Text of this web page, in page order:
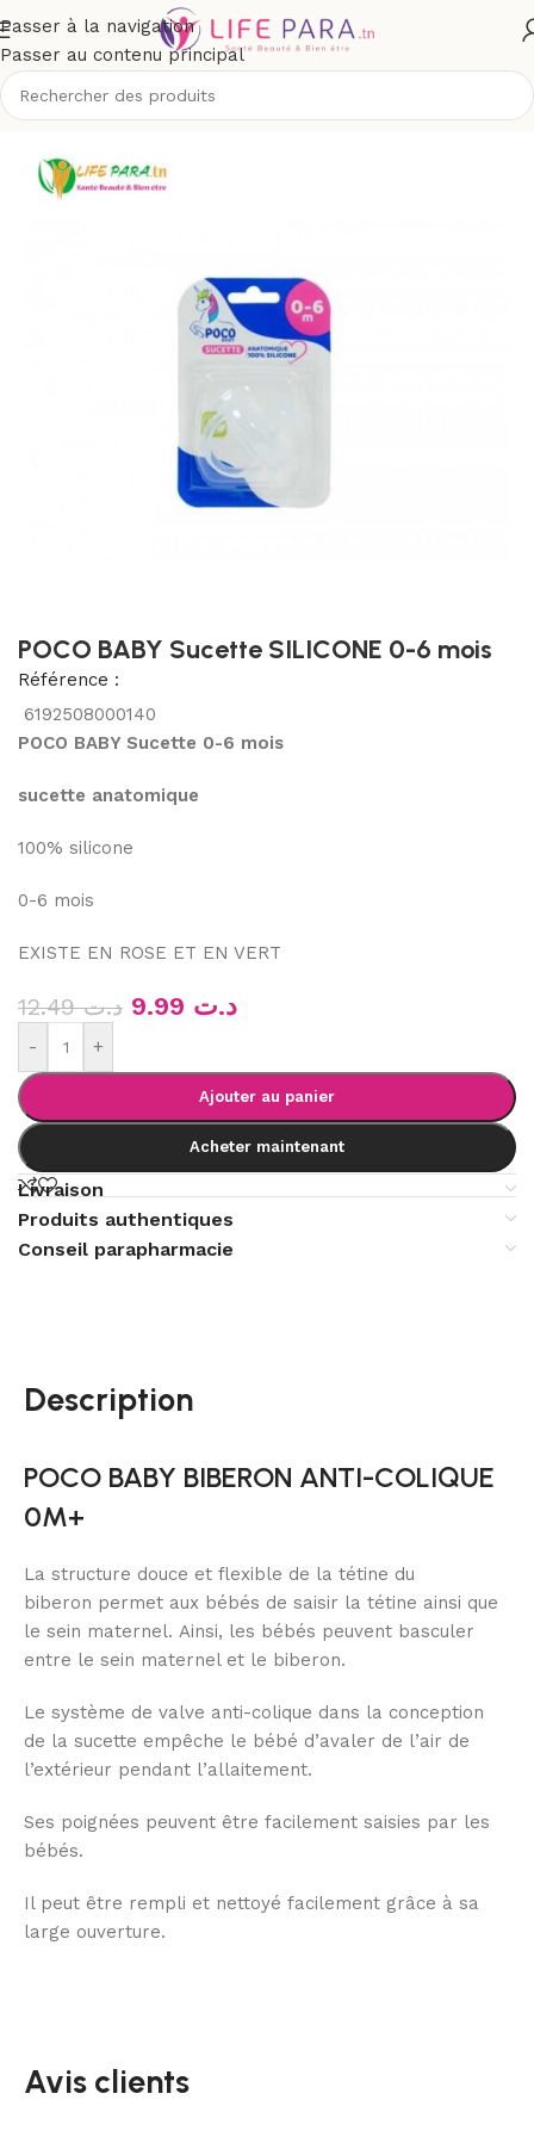
Passer à la navigation
Passer au contenu principal
Accueil/Boutique/Bébé et maman/Puériculture/Sucettes
POCO BABY Sucette SILICONE 0-6 mois
Référence :
6192508000140
POCO BABY Sucette 0-6 mois
sucette anatomique
100% silicone
0-6 mois
EXISTE EN ROSE ET EN VERT
د.ت12.49 د.ت
- +
Ajouter au panier
Acheter maintenant
Livraison
Produits authentiques
Conseil parapharmacie
Description
POCO BABY BIBERON ANTI-COLIQUE
0M+
La structure douce et flexible de la tétine du
biberon permet aux bébés de saisir la tétine ainsi que
le sein maternel. Ainsi, les bébés peuvent basculer
entre le sein maternel et le biberon.
Le système de valve anti-colique dans la conception
de la sucette empêche le bébé d’avaler de l’air de
l’extérieur pendant l’allaitement.
Ses poignées peuvent être facilement saisies par les
bébés.
Il peut être rempli et nettoyé facilement grâce à sa
large ouverture.
Avis clients